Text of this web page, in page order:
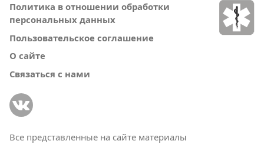
Политика в отношении обработки
персональных данных
Пользовательское соглашение
О сайте
Связаться с нами
Все представленные на сайте материалы